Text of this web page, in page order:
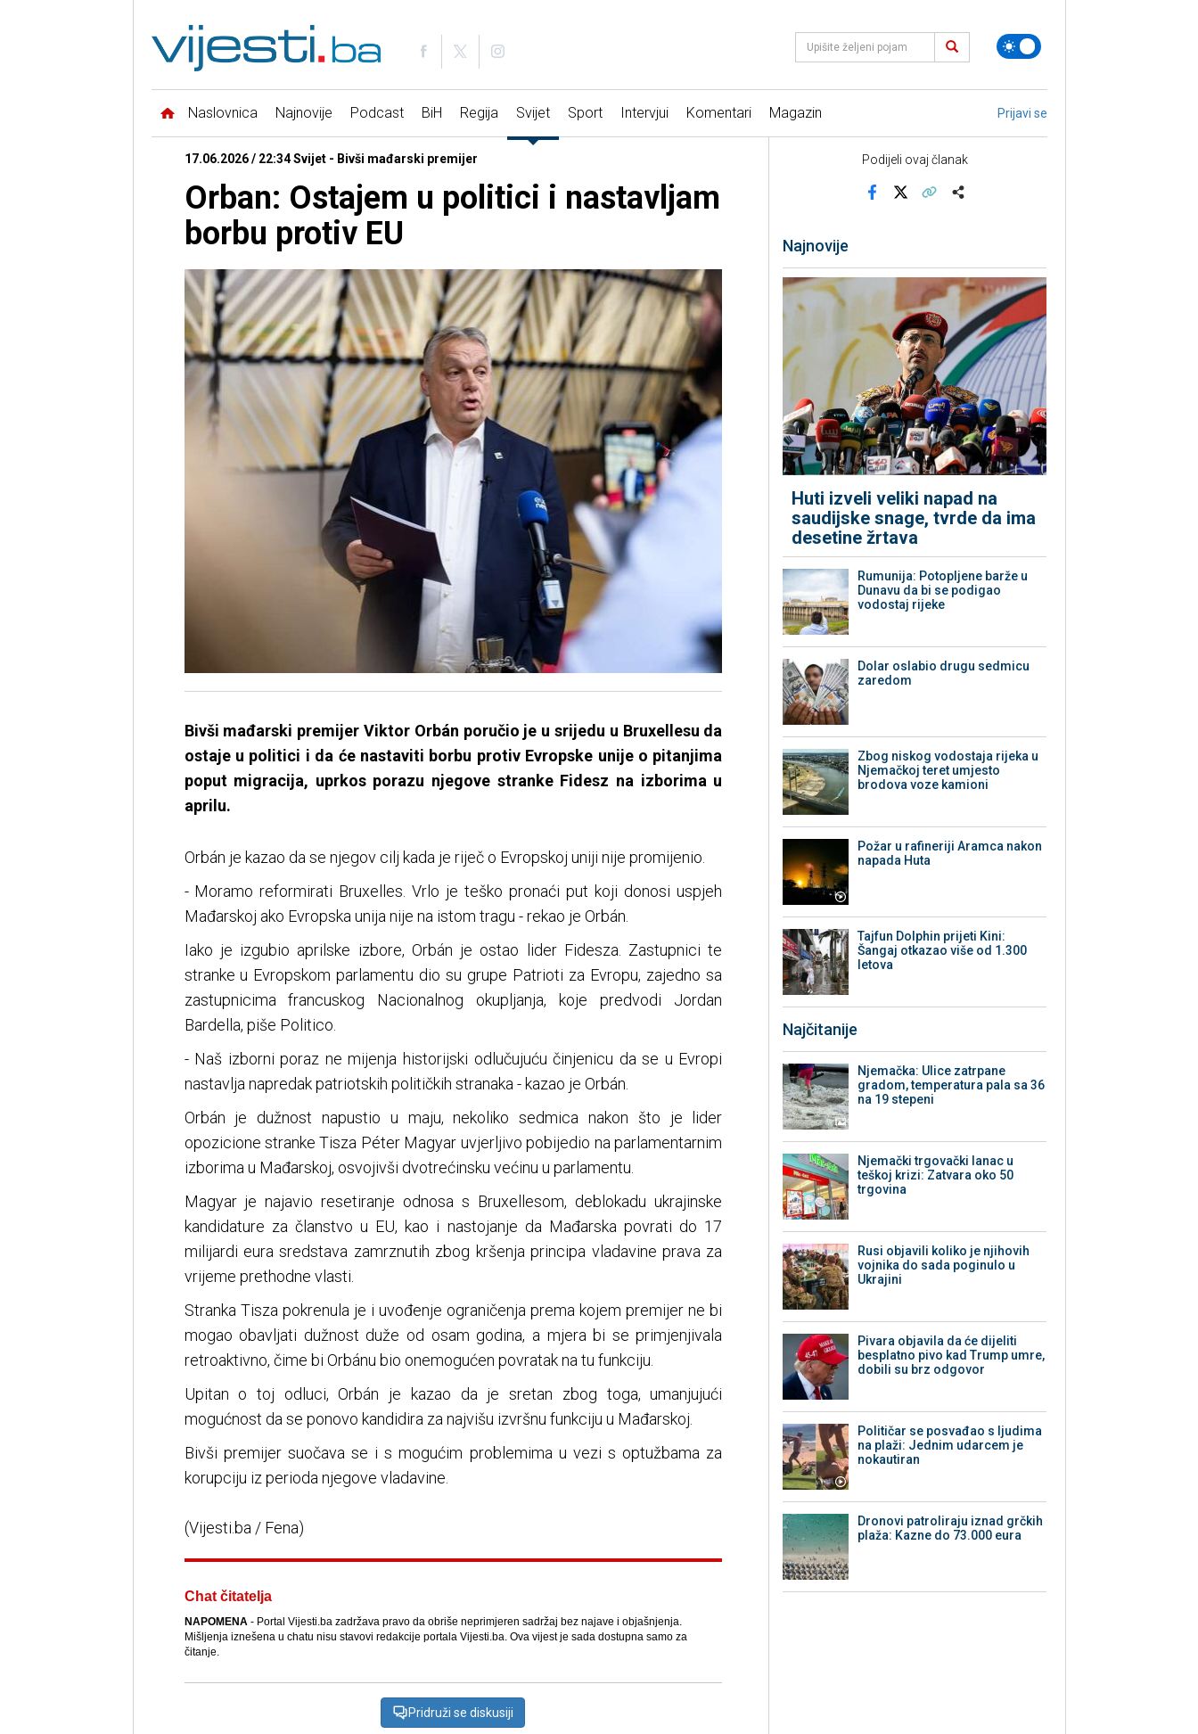
Naslovnica Najnovije Podcast BiH Regija Svijet Sport Intervjui Komentari Magazin Prijavi se
17.06.2026 / 22:34 Svijet - Bivši mađarski premijer
Orban: Ostajem u politici i nastavljam
borbu protiv EU
Bivši mađarski premijer Viktor Orbán poručio je u srijedu u Bruxellesu da
ostaje u politici i da će nastaviti borbu protiv Evropske unije o pitanjima
poput migracija, uprkos porazu njegove stranke Fidesz na izborima u
aprilu.
Orbán je kazao da se njegov cilj kada je riječ o Evropskoj uniji nije promijenio.
- Moramo reformirati Bruxelles. Vrlo je teško pronaći put koji donosi uspjeh
Mađarskoj ako Evropska unija nije na istom tragu - rekao je Orbán.
Iako je izgubio aprilske izbore, Orbán je ostao lider Fidesza. Zastupnici te
stranke u Evropskom parlamentu dio su grupe Patrioti za Evropu, zajedno sa
zastupnicima francuskog Nacionalnog okupljanja, koje predvodi Jordan
Bardella, piše Politico.
- Naš izborni poraz ne mijenja historijski odlučujuću činjenicu da se u Evropi
nastavlja napredak patriotskih političkih stranaka - kazao je Orbán.
Orbán je dužnost napustio u maju, nekoliko sedmica nakon što je lider
opozicione stranke Tisza Péter Magyar uvjerljivo pobijedio na parlamentarnim
izborima u Mađarskoj, osvojivši dvotrećinsku većinu u parlamentu.
Magyar je najavio resetiranje odnosa s Bruxellesom, deblokadu ukrajinske
kandidature za članstvo u EU, kao i nastojanje da Mađarska povrati do 17
milijardi eura sredstava zamrznutih zbog kršenja principa vladavine prava za
vrijeme prethodne vlasti.
Stranka Tisza pokrenula je i uvođenje ograničenja prema kojem premijer ne bi
mogao obavljati dužnost duže od osam godina, a mjera bi se primjenjivala
retroaktivno, čime bi Orbánu bio onemogućen povratak na tu funkciju.
Upitan o toj odluci, Orbán je kazao da je sretan zbog toga, umanjujući
mogućnost da se ponovo kandidira za najvišu izvršnu funkciju u Mađarskoj.
Bivši premijer suočava se i s mogućim problemima u vezi s optužbama za
korupciju iz perioda njegove vladavine.
(Vijesti.ba / Fena)
Chat čitatelja
NAPOMENA- Portal Vijesti.ba zadržava pravo da obriše neprimjeren sadržaj bez najave i objašnjenja.
Mišljenja iznešena u chatu nisu stavovi redakcije portala Vijesti.ba. Ova vijest je sada dostupna samo za
čitanje.
Pridruži se diskusiji
Podijeli ovaj članak
Najnovije
Huti izveli veliki napad na
saudijske snage, tvrde da ima
desetine žrtava
Rumunija: Potopljene barže u
Dunavu da bi se podigao
vodostaj rijeke
Dolar oslabio drugu sedmicu
zaredom
Zbog niskog vodostaja rijeka u
Njemačkoj teret umjesto
brodova voze kamioni
Požar u rafineriji Aramca nakon
napada Huta
Tajfun Dolphin prijeti Kini:
Šangaj otkazao više od 1.300
letova
Najčitanije
Njemačka: Ulice zatrpane
gradom, temperatura pala sa 36
na 19 stepeni
Njemački trgovački lanac u
teškoj krizi: Zatvara oko 50
trgovina
Rusi objavili koliko je njihovih
vojnika do sada poginulo u
Ukrajini
Pivara objavila da će dijeliti
besplatno pivo kad Trump umre,
dobili su brz odgovor
Političar se posvađao s ljudima
na plaži: Jednim udarcem je
nokautiran
Dronovi patroliraju iznad grčkih
plaža: Kazne do 73.000 eura